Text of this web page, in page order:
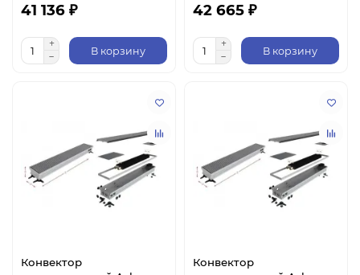
41 136 ₽
В корзину
42 665 ₽
В корзину
Конвектор
Конвектор